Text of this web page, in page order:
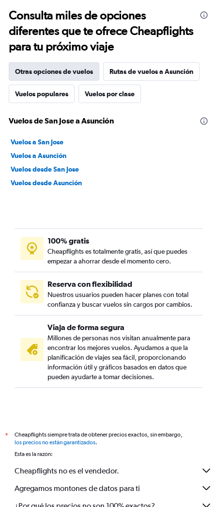
Consulta miles de opciones
diferentes que te ofrece Cheapflights
para tu próximo viaje
Otras opciones de vuelos Rutas de vuelos a Asunción
Vuelos populares Vuelos por clase
Vuelos de San Jose a Asunción
Vuelos a San Jose
Vuelos a Asunción
Vuelos desde San Jose
Vuelos desde Asunción
100% gratis
Cheapflights es totalmente gratis, así que puedes
empezar a ahorrar desde el momento cero.
Reserva con flexibilidad
Nuestros usuarios pueden hacer planes con total
confianza y buscar vuelos sin cargos por cambios.
Viaja de forma segura
Millones de personas nos visitan anualmente para
encontrar los mejores vuelos. Ayudamos a que la
planificación de viajes sea fácil, proporcionando
información útil y gráficos basados en datos que
pueden ayudarte a tomar decisiones.
*
Cheapflights siempre trata de obtener precios exactos, sin embargo,
los precios no están garantizados.
Esta es la razón:
Cheapflights no es el vendedor.
Agregamos montones de datos para ti